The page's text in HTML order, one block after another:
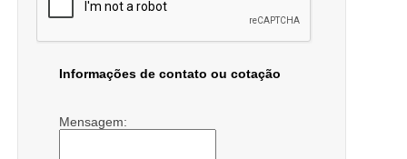
Informações de contato ou cotação
Mensagem: